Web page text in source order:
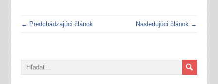
← Predchádzajúci článok Nasledujúci článok →